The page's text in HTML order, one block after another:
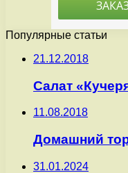
Популярные статьи
21.12.2018
Салат
11.08.2018
Домашний
31.01.2024